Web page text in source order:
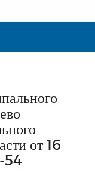
от 16
54